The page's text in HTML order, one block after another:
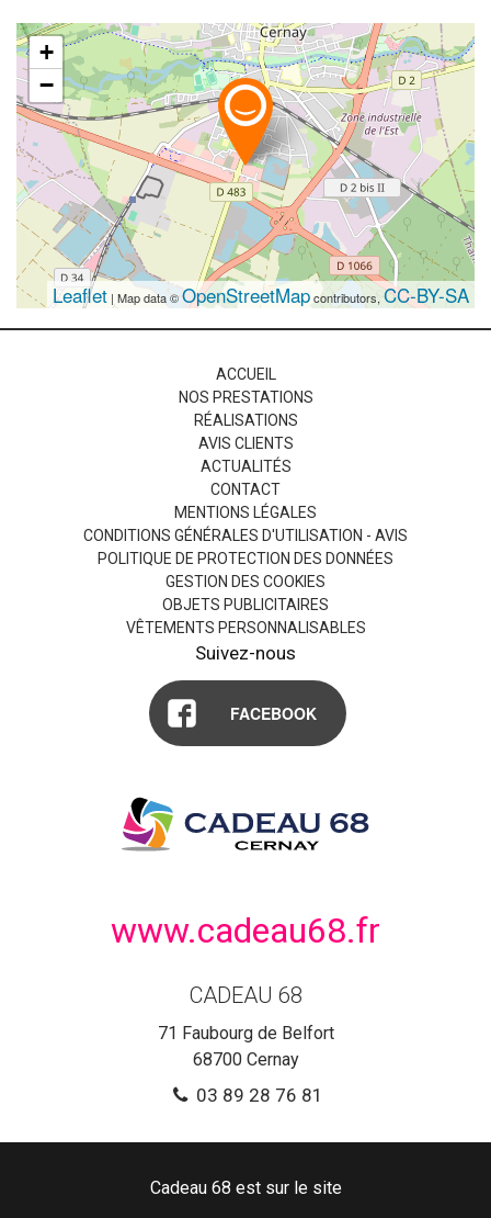
+
−
Leaflet | Map data ©OpenStreetMapcontributors, CC-BY-SA
ACCUEIL
NOS PRESTATIONS
RÉALISATIONS
AVIS CLIENTS
ACTUALITÉS
CONTACT
MENTIONS LÉGALES
CONDITIONS GÉNÉRALES D'UTILISATION - AVIS
POLITIQUE DE PROTECTION DES DONNÉES
GESTION DES COOKIES
OBJETS PUBLICITAIRES
VÊTEMENTS PERSONNALISABLES
Suivez-nous
FACEBOOK
www.cadeau68.fr
CADEAU 68
71 Faubourg de Belfort
68700 Cernay
03 89 28 76 81
Cadeau 68 est sur le site